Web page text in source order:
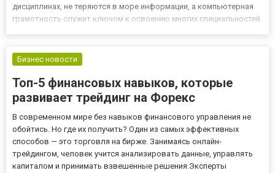
дисциплинах, не теряются в море информации, а компьютерная
грамотность служит ключом к освоению многих специальностей.
Бизнес новости
Топ-5 финансовых навыков, которые
развивает трейдинг на Форекс
В современном мире без навыков финансового управления не
обойтись. Но где их получить? Один из самых эффективных
способов — это торговля на бирже. Занимаясь онлайн-
трейдингом, человек учится анализировать данные, управлять
капиталом и принимать взвешенные решения.Эксперты